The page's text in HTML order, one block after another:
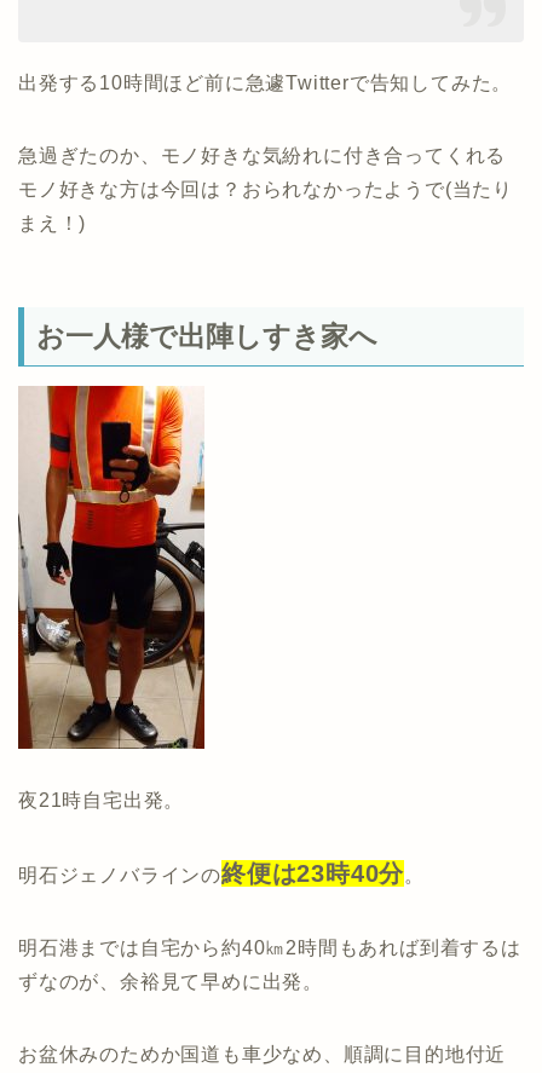
出発する10時間ほど前に急遽Twitterで告知してみた。
急過ぎたのか、モノ好きな気紛れに付き合ってくれる
モノ好きな方は今回は？おられなかったようで(当たり
まえ！)
お一人様で出陣しすき家へ
夜21時自宅出発。
明石ジェノバラインの終便は23時40分。
明石港までは自宅から約40㎞2時間もあれば到着するは
ずなのが、余裕見て早めに出発。
お盆休みのためか国道も車少なめ、順調に目的地付近